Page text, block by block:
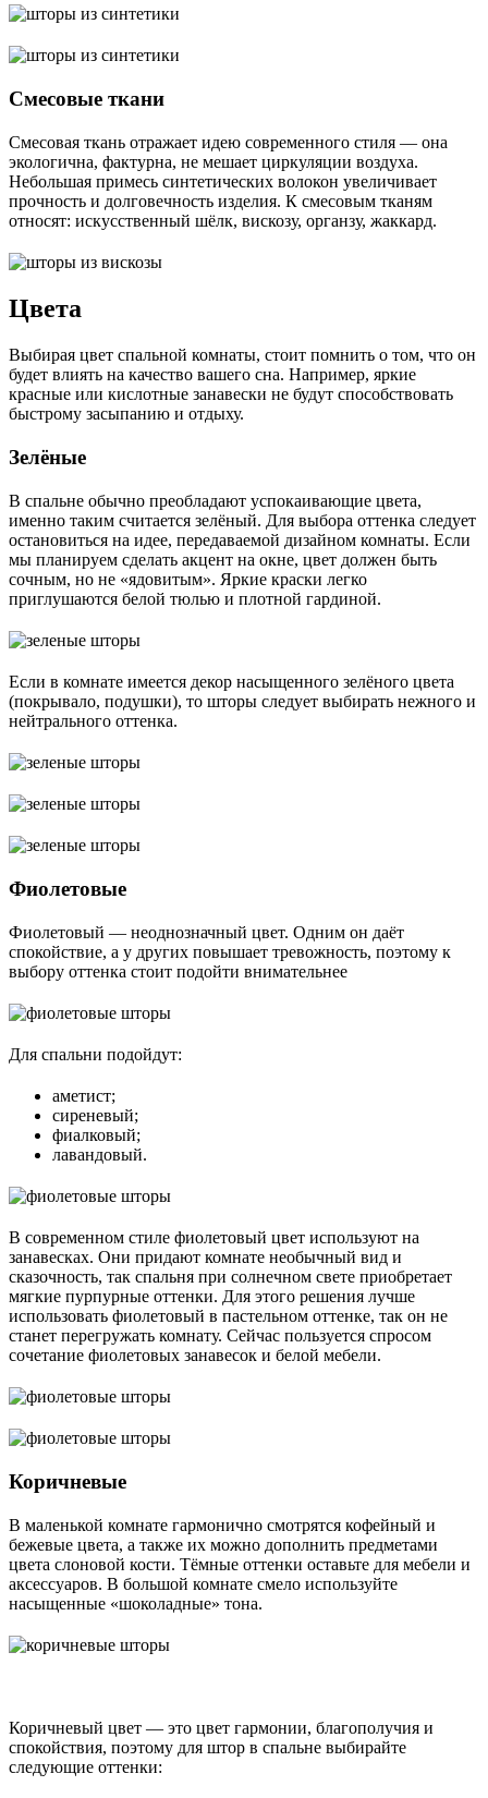
Смесовые ткани
Смесовая ткань отражает идею современного стиля ― она
экологична, фактурна, не мешает циркуляции воздуха.
Небольшая примесь синтетических волокон увеличивает
прочность и долговечность изделия. К смесовым тканям
относят: искусственный шёлк, вискозу, органзу, жаккард.
Цвета
Выбирая цвет спальной комнаты, стоит помнить о том, что он
будет влиять на качество вашего сна. Например, яркие
красные или кислотные занавески не будут способствовать
быстрому засыпанию и отдыху.
Зелёные
В спальне обычно преобладают успокаивающие цвета,
именно таким считается зелёный. Для выбора оттенка следует
остановиться на идее, передаваемой дизайном комнаты. Если
мы планируем сделать акцент на окне, цвет должен быть
сочным, но не «ядовитым». Яркие краски легко
приглушаются белой тюлью и плотной гардиной.
Если в комнате имеется декор насыщенного зелёного цвета
(покрывало, подушки), то шторы следует выбирать нежного и
нейтрального оттенка.
Фиолетовые
Фиолетовый ― неоднозначный цвет. Одним он даёт
спокойствие, а у других повышает тревожность, поэтому к
выбору оттенка стоит подойти внимательнее
Для спальни подойдут:
аметист;
сиреневый;
фиалковый;
лавандовый.
В современном стиле фиолетовый цвет используют на
занавесках. Они придают комнате необычный вид и
сказочность, так спальня при солнечном свете приобретает
мягкие пурпурные оттенки. Для этого решения лучше
использовать фиолетовый в пастельном оттенке, так он не
станет перегружать комнату. Сейчас пользуется спросом
сочетание фиолетовых занавесок и белой мебели.
Коричневые
В маленькой комнате гармонично смотрятся кофейный и
бежевые цвета, а также их можно дополнить предметами
цвета слоновой кости. Тёмные оттенки оставьте для мебели и
аксессуаров. В большой комнате смело используйте
насыщенные «шоколадные» тона.
Коричневый цвет ― это цвет гармонии, благополучия и
спокойствия, поэтому для штор в спальне выбирайте
следующие оттенки: